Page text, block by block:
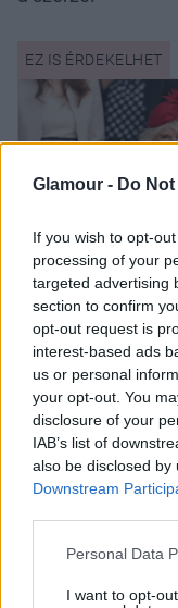
Glamour - Do
If you wish to opt-
processing of your
targeted advertising
section to confirm
opt-out request is
interest-based ads
us or personal
your opt-out. You
disclosure of your
IAB’s list of
also be disclosed
Downstream
Please note that
not limited to your
Personal Data
I want to opt-
„Nem
halálát,
Levin elmondása
Bowlesszal